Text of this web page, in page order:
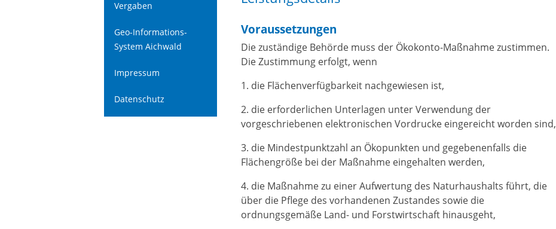
Vergaben
Geo-Informations-
System Aichwald
Impressum
Datenschutz
Voraussetzungen
Die zuständige Behörde muss der Ökokonto-Maßnahme zustimmen.
Die Zustimmung erfolgt, wenn
1. die Flächenverfügbarkeit nachgewiesen ist,
2. die erforderlichen Unterlagen unter Verwendung der
vorgeschriebenen elektronischen Vordrucke eingereicht worden sind,
3. die Mindestpunktzahl an Ökopunkten und gegebenenfalls die
Flächengröße bei der Maßnahme eingehalten werden,
4. die Maßnahme zu einer Aufwertung des Naturhaushalts führt, die
über die Pflege des vorhandenen Zustandes sowie die
ordnungsgemäße Land- und Forstwirtschaft hinausgeht,